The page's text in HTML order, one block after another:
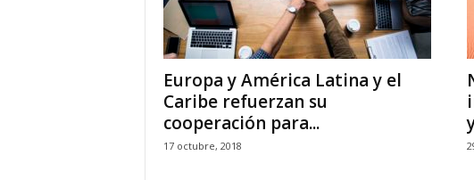
Europa y América Latina y el
Caribe refuerzan su
cooperación para...
17 octubre, 2018